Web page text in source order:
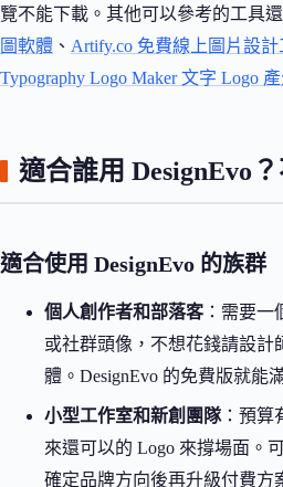
覽不能下載。其他可以參考的工具
圖軟體 、 Artify.co 免費線上圖片設計
Typography Logo Maker 文字 Logo
適合誰用 DesignEvo
適合使用 DesignEvo 的族群
個人創作者和部落客 ：需要
或社群頭像，不想花錢請設計
體。DesignEvo 的免費版就能
小型工作室和新創團隊：預算
來還可以的 Logo 來撐場面。
確定品牌方向後再升級付費方